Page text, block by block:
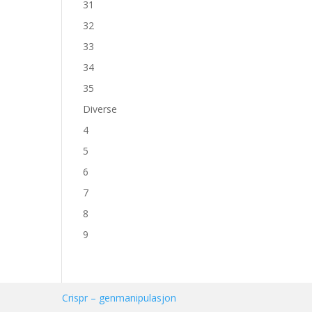
31
32
33
34
35
Diverse
4
5
6
7
8
9
Crispr – genmanipulasjon